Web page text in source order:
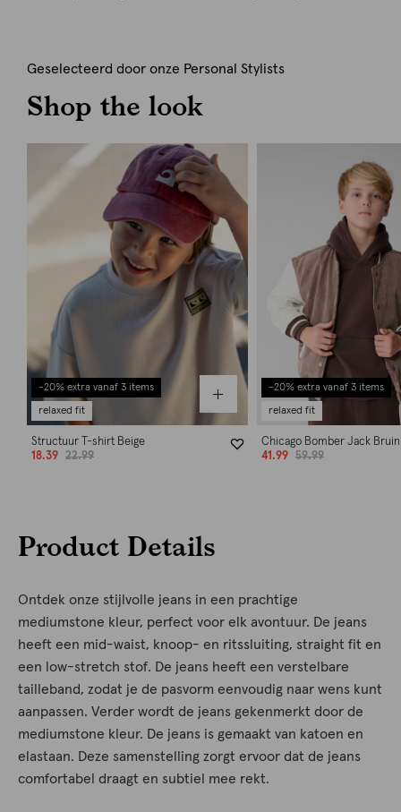
Geselecteerd door onze Personal Stylists
Shop the look
-20% extra vanaf 3 items
relaxed fit
Structuur T-shirt Beige
18.39
22.99
-20% extra vanaf 3 items
relaxed fit
Chicago Bomber Jack Bruin
41.99
59.99
Product Details
Ontdek onze stijlvolle jeans in een prachtige
mediumstone kleur, perfect voor elk avontuur. De jeans
heeft een mid-waist, knoop- en ritssluiting, straight fit en
een low-stretch stof. De jeans heeft een verstelbare
tailleband, zodat je de pasvorm eenvoudig naar wens kunt
aanpassen. Verder wordt de jeans gekenmerkt door de
mediumstone kleur. De jeans is gemaakt van katoen en
elastaan. Deze samenstelling zorgt ervoor dat de jeans
comfortabel draagt en subtiel mee rekt.